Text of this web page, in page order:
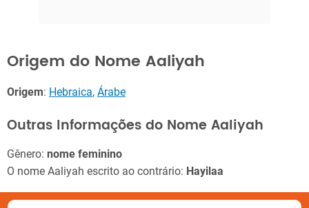
Origem do Nome Aaliyah
Origem: Hebraica, Árabe
Outras Informações do Nome Aaliyah
Gênero: nome feminino
O nome Aaliyah escrito ao contrário: Hayilaa